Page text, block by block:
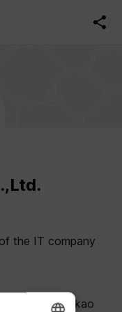
the IT company
godine kao